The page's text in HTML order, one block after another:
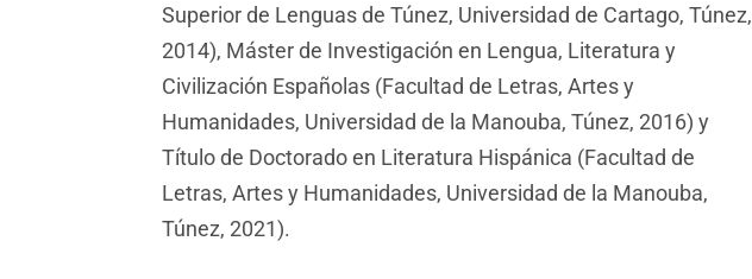
Superior de Lenguas de Túnez, Universidad de Cartago, Túnez,
2014), Máster de Investigación en Lengua, Literatura y
Civilización Españolas (Facultad de Letras, Artes y
Humanidades, Universidad de la Manouba, Túnez, 2016) y
Título de Doctorado en Literatura Hispánica (Facultad de
Letras, Artes y Humanidades, Universidad de la Manouba,
Túnez, 2021).